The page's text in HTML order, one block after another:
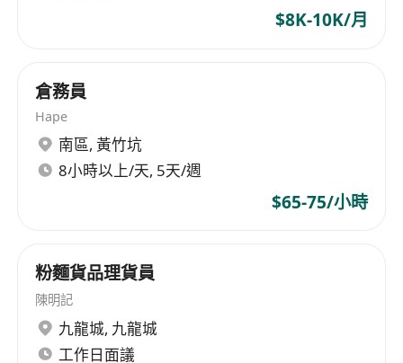
$8K-10K/月
倉務員
Hape
南區, 黃竹坑
8小時以上/天, 5天/週
$65-75/小時
粉麵貨品理貨員
陳明記
九龍城, 九龍城
工作日面議